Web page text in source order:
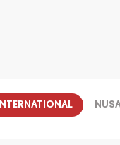
INTERNATIONAL